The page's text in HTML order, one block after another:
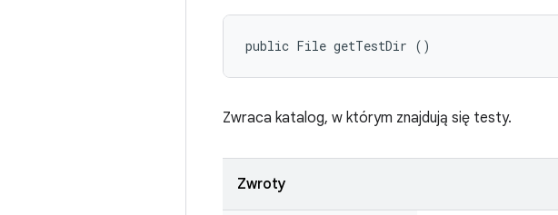
public File getTestDir ()
Zwraca katalog, w którym znajdują się testy.
Zwroty